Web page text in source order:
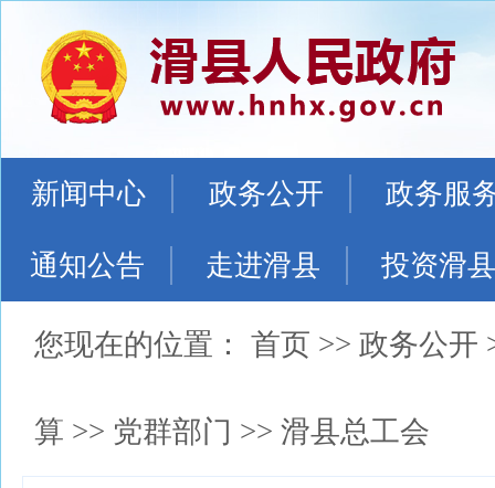
新闻中心 政务公开 政务服
通知公告 走进滑县 投资滑县
您现在的位置： 首页 >> 政务公开
算 >> 党群部门 >> 滑县总工会